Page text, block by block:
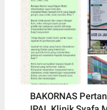
BAKORNAS